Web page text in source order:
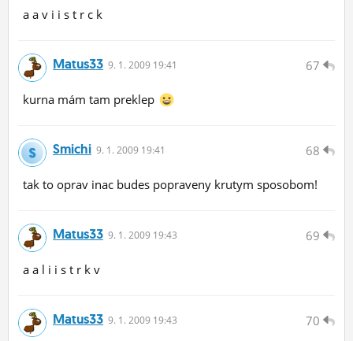
a a v i i s t r c k
67
Matus33 9. 1. 2009 19:41
kurna mám tam preklep
68
Smichi 9. 1. 2009 19:41
tak to oprav inac budes popraveny krutym sposobom!
69
Matus33 9. 1. 2009 19:43
a a l i i s t r k v
70
Matus33 9. 1. 2009 19:43